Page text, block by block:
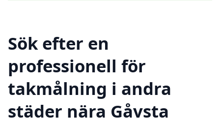
Sök efter en
professionell för
takmålning i andra
städer nära Gåvsta